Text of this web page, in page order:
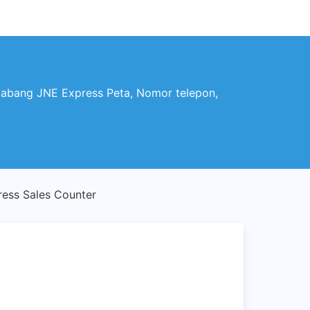
JNE Express Peta, Nomor telepon,
Sales Counter